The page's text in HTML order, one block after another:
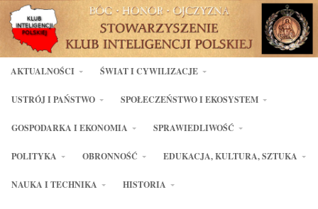
AKTUALNOŚCI ŚWIAT I CYWILIZACJE
USTRÓJ I PAŃSTWO SPOŁECZEŃSTWO I EKOSYSTEM
GOSPODARKA I EKONOMIA SPRAWIEDLIWOŚĆ
POLITYKA OBRONNOŚĆ EDUKACJA, KULTURA, SZTUKA
NAUKA I TECHNIKA HISTORIA